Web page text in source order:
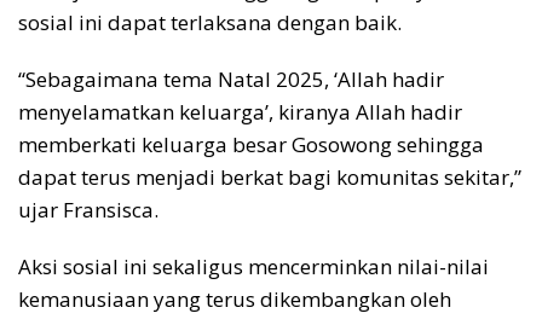
sosial ini dapat terlaksana dengan baik.
“Sebagaimana tema Natal 2025, ‘Allah hadir
menyelamatkan keluarga’, kiranya Allah hadir
memberkati keluarga besar Gosowong sehingga
dapat terus menjadi berkat bagi komunitas sekitar,”
ujar Fransisca.
Aksi sosial ini sekaligus mencerminkan nilai-nilai
kemanusiaan yang terus dikembangkan oleh